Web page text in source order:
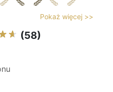
Pokaż więcej >>
(58)